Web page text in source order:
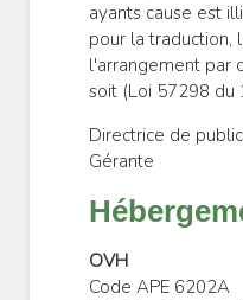
ayants cause est
pour la traduction,
l'arrangement par
soit (Loi 57298 du
Directrice de
Gérante
OVH
Code APE 6202A